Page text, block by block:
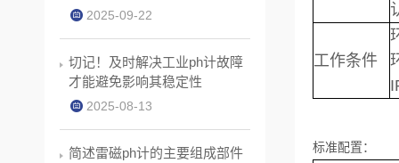
工作条件
标准配置：
2025-09-22
切记！及时解决工业ph计故障
才能避免影响其稳定性
2025-08-13
简述雷磁ph计的主要组成部件